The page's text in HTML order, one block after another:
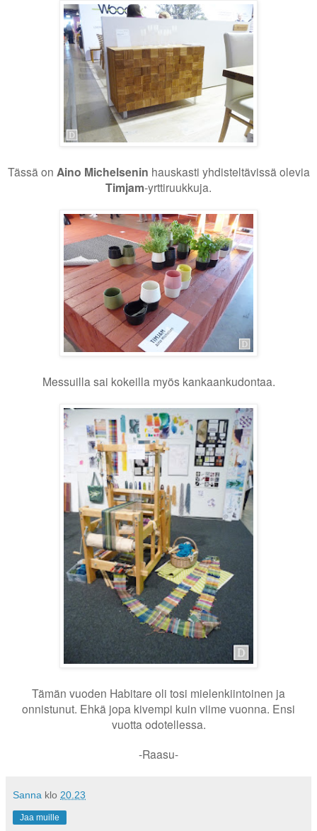
Tässä on Aino Michelsenin hauskasti yhdisteltävissä olevia
Timjam-yrttiruukkuja.
Messuilla sai kokeilla myös kankaankudontaa.
Tämän vuoden Habitare oli tosi mielenkiintoinen ja
onnistunut. Ehkä jopa kivempi kuin viime vuonna. Ensi
vuotta odotellessa.
-Raasu-
Sanna klo 20.23
Jaa muille